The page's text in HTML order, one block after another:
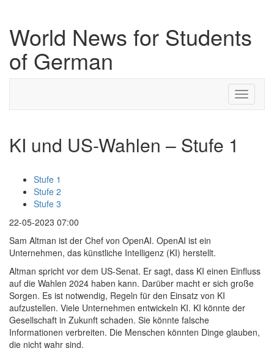
World News for Students
of German
Toggle
KI und US-Wahlen – Stufe 1
Stufe 1
Stufe 2
Stufe 3
22-05-2023 07:00
Sam Altman ist der Chef von OpenAI. OpenAI ist ein
Unternehmen, das künstliche Intelligenz (KI) herstellt.
Altman spricht vor dem US-Senat. Er sagt, dass KI einen Einfluss
auf die Wahlen 2024 haben kann. Darüber macht er sich große
Sorgen. Es ist notwendig, Regeln für den Einsatz von KI
aufzustellen. Viele Unternehmen entwickeln KI. KI könnte der
Gesellschaft in Zukunft schaden. Sie könnte falsche
Informationen verbreiten. Die Menschen könnten Dinge glauben,
die nicht wahr sind.